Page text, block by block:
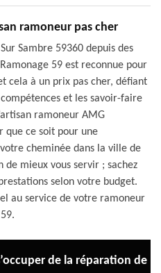
ramoneur pas cher
Sambre 59360 depuis des
59 est reconnue pour
cela à un prix pas cher, défiant
et les savoir-faire
ramoneur AMG
que ce soit pour une
cheminée dans la ville de
de mieux vous servir ; sachez
selon votre budget.
au service de votre ramoneur
de la réparation de